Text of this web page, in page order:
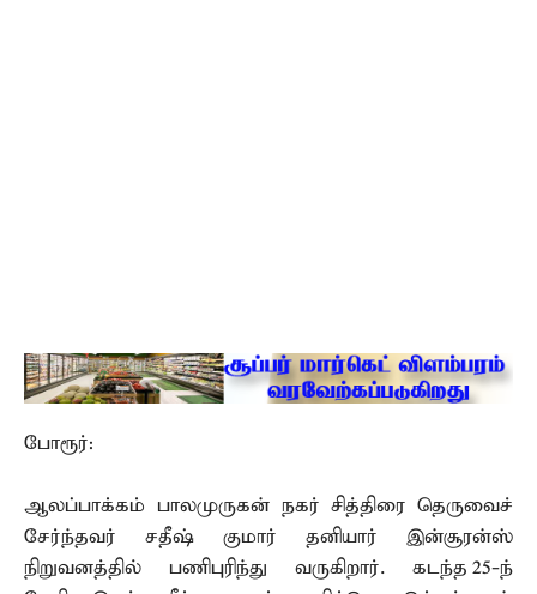
போரூர்:
ஆலப்பாக்கம் பாலமுருகன் நகர் சித்திரை தெருவைச்
சேர்ந்தவர் சதீஷ் குமார் தனியார் இன்சூரன்ஸ்
நிறுவனத்தில் பணிபுரிந்து வருகிறார். கடந்த 25-ந்